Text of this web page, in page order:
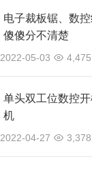
电子裁板锯、数
傻傻分不清楚
2022-05-03 4,475
单头双工位数控
机
2022-04-27 3,378